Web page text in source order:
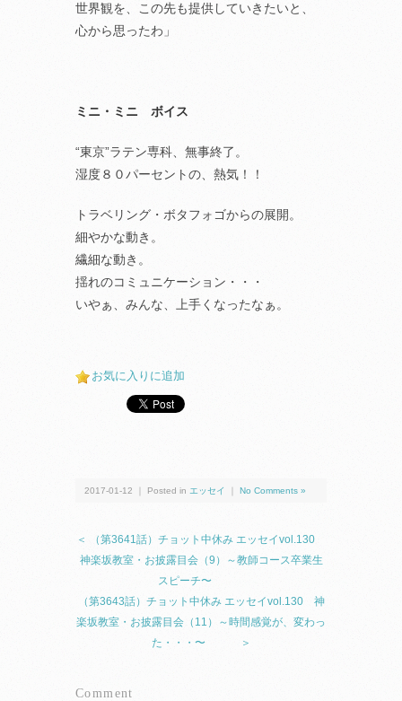
世界観を、この先も提供していきたいと、
心から思ったわ」
ミニ・ミニ ボイス
“東京”ラテン専科、無事終了。
湿度８０パーセントの、熱気！！
トラベリング・ボタフォゴからの展開。
細やかな動き。
繊細な動き。
揺れのコミュニケーション・・・
いやぁ、みんな、上手くなったなぁ。
お気に入りに追加
2017-01-12 ｜ Posted in エッセイ No Comments »
＜ （第3641話）チョット中休み エッセイvol.130
神楽坂教室・お披露目会（9）～教師コース卒業生
スピーチ〜
（第3643話）チョット中休み エッセイvol.130 神
楽坂教室・お披露目会（11）～時間感覚が、変わっ
た・・・〜 ＞
Comment